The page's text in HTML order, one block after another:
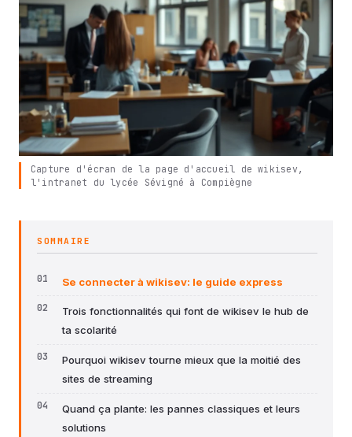
Capture d'écran de la page d'accueil de wikisev,
l'intranet du lycée Sévigné à Compiègne
SOMMAIRE
Se connecter à wikisev: le guide express
Trois fonctionnalités qui font de wikisev le hub de
ta scolarité
Pourquoi wikisev tourne mieux que la moitié des
sites de streaming
Quand ça plante: les pannes classiques et leurs
solutions